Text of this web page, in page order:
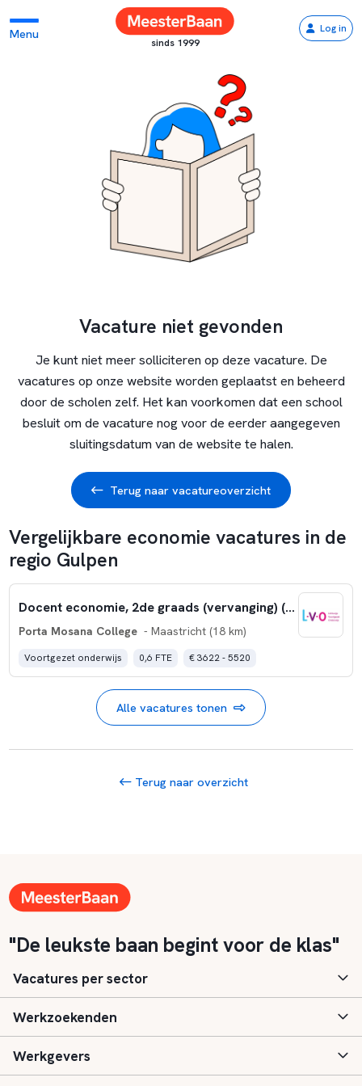
Menu
sinds 1999
Log in
Vacature niet gevonden
Je kunt niet meer solliciteren op deze vacature. De
vacatures op onze website worden geplaatst en beheerd
door de scholen zelf. Het kan voorkomen dat een school
besluit om de vacature nog voor de eerder aangegeven
sluitingsdatum van de website te halen.
Terug naar vacatureoverzicht
Vergelijkbare economie vacatures in de
regio Gulpen
Docent economie, 2de graads (vervanging) (nr. 15.365)
Porta Mosana College - Maastricht (18 km)
Voortgezet onderwijs 0,6 FTE € 3622 - 5520
Alle vacatures tonen
Terug naar overzicht
"De leukste baan begint voor de klas"
Vacatures per sector
Basisonderwijs
Speciaal (basis) onderwijs
Werkzoekenden
Aanmelden
Werkgevers